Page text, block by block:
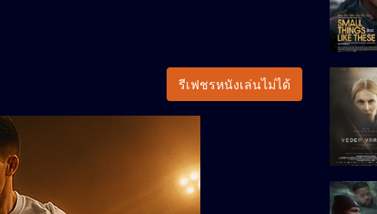
รีเฟชรหนังเล่นไม่ได้